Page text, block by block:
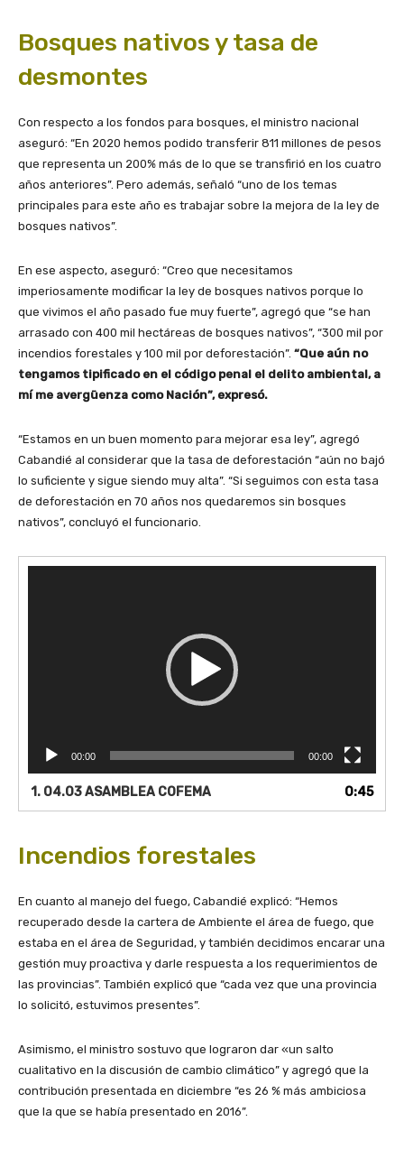
Bosques nativos y tasa de
desmontes
Con respecto a los fondos para bosques, el ministro nacional
aseguró: “En 2020 hemos podido transferir 811 millones de pesos
que representa un 200% más de lo que se transfirió en los cuatro
años anteriores”. Pero además, señaló “uno de los temas
principales para este año es trabajar sobre la mejora de la ley de
bosques nativos”.
En ese aspecto, aseguró: “Creo que necesitamos
imperiosamente modificar la ley de bosques nativos porque lo
que vivimos el año pasado fue muy fuerte”, agregó que “se han
arrasado con 400 mil hectáreas de bosques nativos”, “300 mil por
incendios forestales y 100 mil por deforestación”. “Que aún no
tengamos tipificado en el código penal el delito ambiental, a
mí me avergüenza como Nación”, expresó.
“Estamos en un buen momento para mejorar esa ley”, agregó
Cabandié al considerar que la tasa de deforestación “aún no bajó
lo suficiente y sigue siendo muy alta”. “Si seguimos con esta tasa
de deforestación en 70 años nos quedaremos sin bosques
nativos”, concluyó el funcionario.
d
d
o
00:00 00:00
1. 04.03 ASAMBLEA COFEMA 0:45
Incendios forestales
En cuanto al manejo del fuego, Cabandié explicó: “Hemos
recuperado desde la cartera de Ambiente el área de fuego, que
estaba en el área de Seguridad, y también decidimos encarar una
gestión muy proactiva y darle respuesta a los requerimientos de
las provincias”. También explicó que “cada vez que una provincia
lo solicitó, estuvimos presentes”.
Asimismo, el ministro sostuvo que lograron dar «un salto
cualitativo en la discusión de cambio climático” y agregó que la
contribución presentada en diciembre “es 26 % más ambiciosa
que la que se había presentado en 2016”.